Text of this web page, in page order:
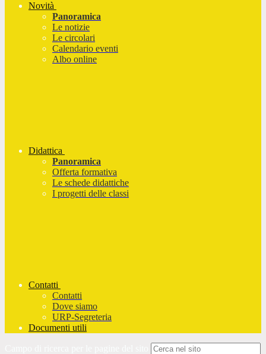
Novità
Panoramica
Le notizie
Le circolari
Calendario eventi
Albo online
Didattica
Panoramica
Offerta formativa
Le schede didattiche
I progetti delle classi
Contatti
Contatti
Dove siamo
URP-Segreteria
Documenti utili